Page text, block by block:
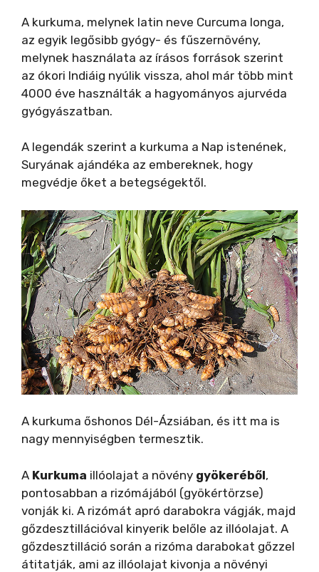
A kurkuma, melynek latin neve Curcuma longa,
az egyik legősibb gyógy- és fűszernövény,
melynek használata az írásos források szerint
az ókori Indiáig nyúlik vissza, ahol már több mint
4000 éve használták a hagyományos ajurvéda
gyógyászatban.
A legendák szerint a kurkuma a Nap istenének,
Suryának ajándéka az embereknek, hogy
megvédje őket a betegségektől.
A kurkuma őshonos Dél-Ázsiában, és itt ma is
nagy mennyiségben termesztik.
A Kurkuma illóolajat a növény gyökeréből,
pontosabban a rizómájából (gyökértörzse)
vonják ki. A rizómát apró darabokra vágják, majd
gőzdesztillációval kinyerik belőle az illóolajat. A
gőzdesztilláció során a rizóma darabokat gőzzel
átitatják, ami az illóolajat kivonja a növényi